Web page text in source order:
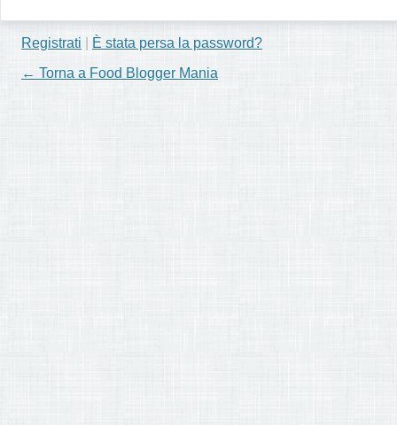
Registrati
È stata persa la password?
← Torna a Food Blogger Mania